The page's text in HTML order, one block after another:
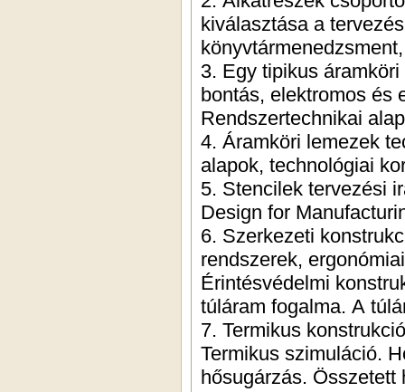
kiválasztása a
3. Egy tipikus
bontás, elektromos és
Rendszertechnikai
4. Áramköri lemezek
alapok, technológiai
5. Stencilek tervezési
Design for
6. Szerkezeti
rendszerek,
Érintésvédelmi
túláram fogalma. A
7. Termikus
Termikus szimuláció.
hősugárzás. Összetett